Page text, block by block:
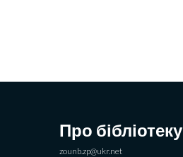
Про бібліотеку
zounb.zp@ukr.net